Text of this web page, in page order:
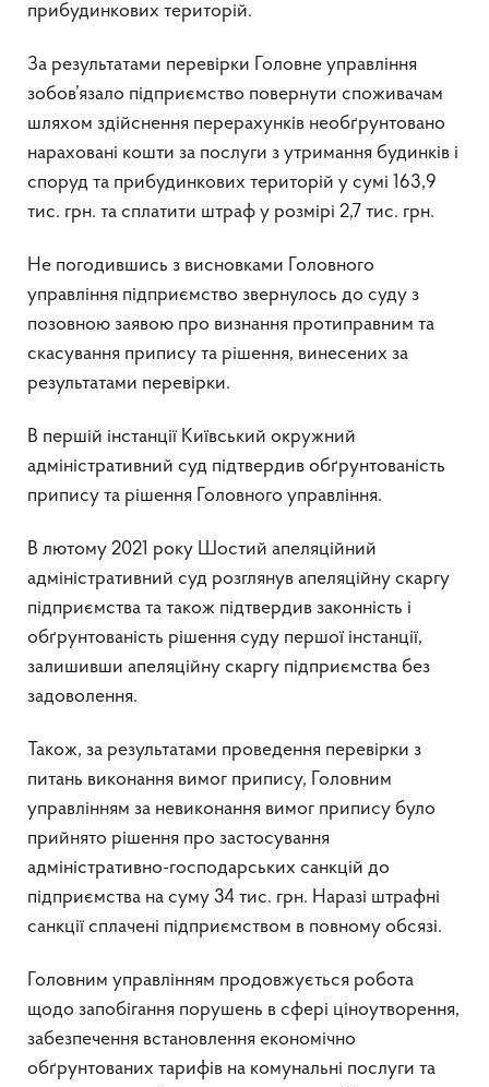
прибудинкових територій.
За результатами перевірки Головне управління
зобов’язало підприємство повернути споживачам
шляхом здійснення перерахунків необґрунтовано
нараховані кошти за послуги з утримання будинків і
споруд та прибудинкових територій у сумі 163,9
тис. грн. та сплатити штраф у розмірі 2,7 тис. грн.
Не погодившись з висновками Головного
управління підприємство звернулось до суду з
позовною заявою про визнання протиправним та
скасування припису та рішення, винесених за
результатами перевірки.
В першій інстанції Київський окружний
адміністративний суд підтвердив обґрунтованість
припису та рішення Головного управління.
В лютому 2021 року Шостий апеляційний
адміністративний суд розглянув апеляційну скаргу
підприємства та також підтвердив законність і
обґрунтованість рішення суду першої інстанції,
залишивши апеляційну скаргу підприємства без
задоволення.
Також, за результатами проведення перевірки з
питань виконання вимог припису, Головним
управлінням за невиконання вимог припису було
прийнято рішення про застосування
адміністративно-господарських санкцій до
підприємства на суму 34 тис. грн. Наразі штрафні
санкції сплачені підприємством в повному обсязі.
Головним управлінням продовжується робота
щодо запобігання порушень в сфері ціноутворення,
забезпечення встановлення економічно
обґрунтованих тарифів на комунальні послуги та